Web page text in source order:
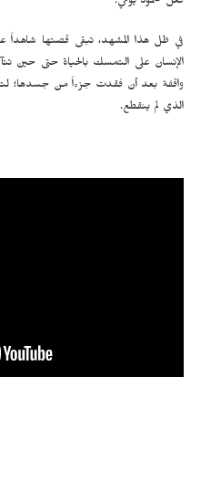
في ظل هذا المشهد، تبقى قصتها شاهداً
الإنسان على التمسك بالحياة حتى حين
واقفة بعد أن فقدت جزءاً من جسدها؛
الذي لم ينقطع.